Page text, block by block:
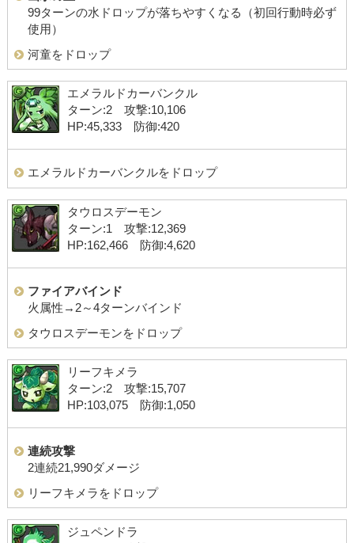
99ターンの水ドロップが落ちやすくなる（初回行動時必ず
使用）
河童をドロップ
エメラルドカーバンクル
ターン:2 攻撃:10,106
HP:45,333 防御:420
エメラルドカーバンクルをドロップ
タウロスデーモン
ターン:1 攻撃:12,369
HP:162,466 防御:4,620
ファイアバインド
火属性→2～4ターンバインド
タウロスデーモンをドロップ
リーフキメラ
ターン:2 攻撃:15,707
HP:103,075 防御:1,050
連続攻撃
2連続21,990ダメージ
リーフキメラをドロップ
ジュペンドラ